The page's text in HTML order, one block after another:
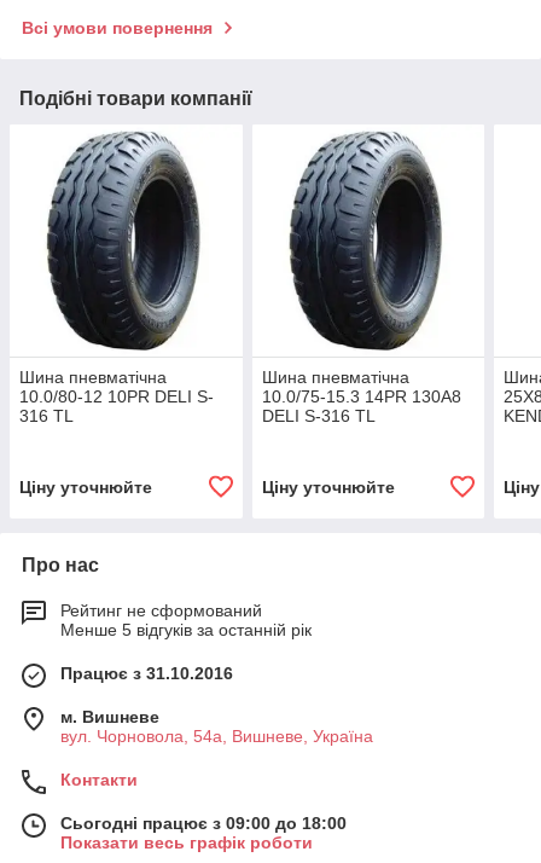
Всі умови повернення
Подібні товари компанії
Шина пневматічна
10.0/80-12 10PR DELI S-
316 TL
Ціну уточнюйте
Шина пневматічна
10.0/75-15.3 14PR 130A8
DELI S-316 TL
Ціну уточнюйте
Про нас
Рейтинг не сформований
Менше 5 відгуків за останній рік
Працює з 31.10.2016
м. Вишневе
вул. Чорновола, 54а, Вишневе, Україна
Контакти
Сьогодні працює з 09:00 до 18:00
Показати весь графік роботи